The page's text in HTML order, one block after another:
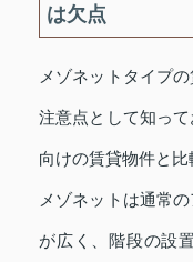
は欠点
メゾネットタイプ
注意点として知っ
向けの賃貸物件と比
メゾネットは通常
が広く、階段の設